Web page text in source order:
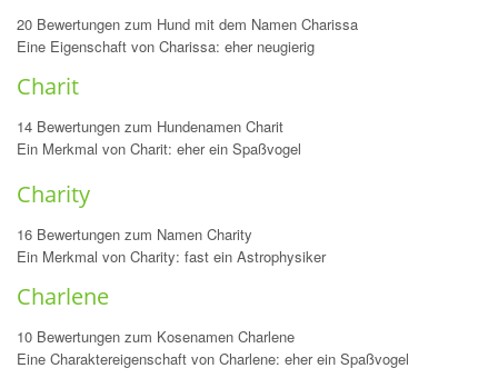
20 Bewertungen zum Hund mit dem Namen Charissa
Eine Eigenschaft von Charissa: eher neugierig
Charit
14 Bewertungen zum Hundenamen Charit
Ein Merkmal von Charit: eher ein Spaßvogel
Charity
16 Bewertungen zum Namen Charity
Ein Merkmal von Charity: fast ein Astrophysiker
Charlene
10 Bewertungen zum Kosenamen Charlene
Eine Charaktereigenschaft von Charlene: eher ein Spaßvogel